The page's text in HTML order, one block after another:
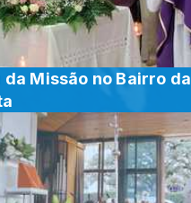
da Missão no Bairro da